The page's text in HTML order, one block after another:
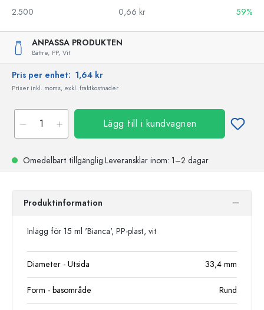
2.500
0,66 kr 59%
ANPASSA PRODUKTEN
Bättre, PP, Vit
Pris per enhet: 1,64 kr
Priser inkl. moms, exkl. fraktkostnader
Lägg till i kundvagnen
Omedelbart tillgänglig.Leveransklar inom: 1–2 dagar
Produktinformation
Inlägg för 15 ml 'Bianca', PP-plast, vit
Diameter - Utsida 33,4 mm
Form - basområde Rund